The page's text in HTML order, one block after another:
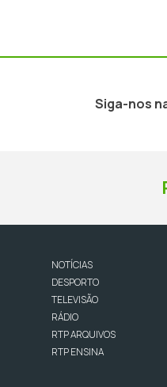
Siga-nos
NOTÍCIAS
DESPORTO
TELEVISÃO
RÁDIO
RTP ARQUIVOS
RTP ENSINA